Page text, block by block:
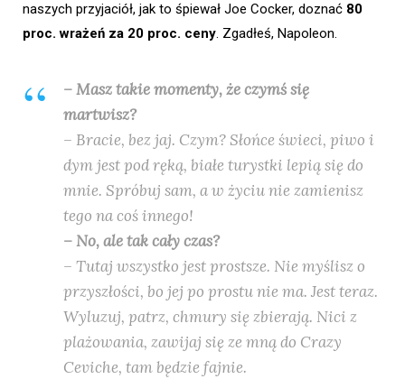
naszych przyjaciół, jak to śpiewał Joe Cocker, doznać 80
proc. wrażeń za 20 proc. ceny. Zgadłeś, Napoleon.
– Masz takie momenty, że czymś się
martwisz?
– Bracie, bez jaj. Czym? Słońce świeci, piwo i
dym jest pod ręką, białe turystki lepią się do
mnie. Spróbuj sam, a w życiu nie zamienisz
tego na coś innego!
– No, ale tak cały czas?
– Tutaj wszystko jest prostsze. Nie myślisz o
przyszłości, bo jej po prostu nie ma. Jest teraz.
Wyluzuj, patrz, chmury się zbierają. Nici z
plażowania, zawijaj się ze mną do Crazy
Ceviche, tam będzie fajnie.